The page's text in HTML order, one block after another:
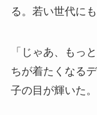
る。若い世代に
「じゃあ、もっ
ちが着たくなる
子の目が輝いた。